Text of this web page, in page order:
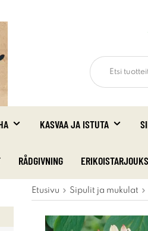
KASVAA JA ISTUTA
RÅDGIVNING
Etusivu Sipulit ja mukulat